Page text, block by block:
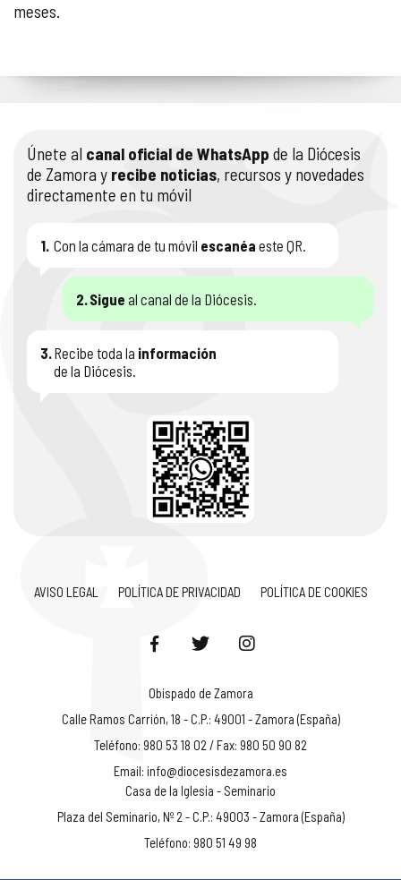
meses.
Únete al canal oficial de WhatsApp de la Diócesis
de Zamora y recibe noticias, recursos y novedades
directamente en tu móvil
1. Con la cámara de tu móvil escanéa este QR.
2.Sigue al canal de la Diócesis.
3.Recibe toda la información
de la Diócesis.
AVISO LEGAL POLÍTICA DE PRIVACIDAD POLÍTICA DE COOKIES
Obispado de Zamora
Calle Ramos Carrión, 18 - C.P.: 49001 - Zamora (España)
Teléfono: 980 53 18 02 / Fax: 980 50 90 82
Email: info@diocesisdezamora.es
Casa de la Iglesia - Seminario
Plaza del Seminario, Nº 2 - C.P.: 49003 - Zamora (España)
Teléfono: 980 51 49 98